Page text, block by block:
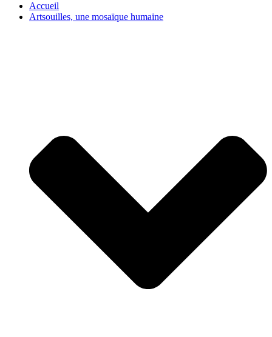
Accueil
Artsouilles, une mosaïque humaine